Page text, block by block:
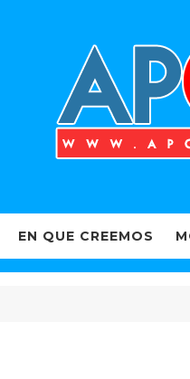
EN QUE CREEMOS